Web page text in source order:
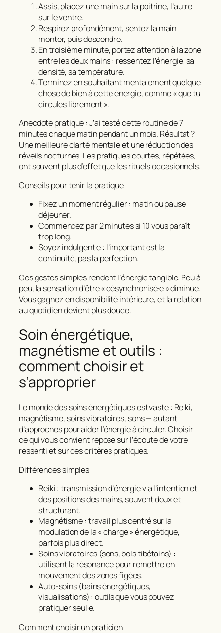
Assis, placez une main sur la poitrine, l’autre
sur le ventre.
Respirez profondément, sentez la main
monter, puis descendre.
En troisième minute, portez attention à la zone
entre les deux mains : ressentez l’énergie, sa
densité, sa température.
Terminez en souhaitant mentalement quelque
chose de bien à cette énergie, comme « que tu
circules librement ».
Anecdote pratique : J’ai testé cette routine de 7
minutes chaque matin pendant un mois. Résultat ?
Une meilleure clarté mentale et une réduction des
réveils nocturnes. Les pratiques courtes, répétées,
ont souvent plus d’effet que les rituels occasionnels.
Conseils pour tenir la pratique
Fixez un moment régulier : matin ou pause
déjeuner.
Commencez par 2 minutes si 10 vous paraît
trop long.
Soyez indulgent·e : l’important est la
continuité, pas la perfection.
Ces gestes simples rendent l’énergie tangible. Peu à
peu, la sensation d’être « désynchronisé·e » diminue.
Vous gagnez en disponibilité intérieure, et la relation
au quotidien devient plus douce.
Soin énergétique,
magnétisme et outils :
comment choisir et
s’approprier
Le monde des soins énergétiques est vaste : Reiki,
magnétisme, soins vibratoires, sons — autant
d’approches pour aider l’énergie à circuler. Choisir
ce qui vous convient repose sur l’écoute de votre
ressenti et sur des critères pratiques.
Différences simples
Reiki : transmission d’énergie via l’intention et
des positions des mains, souvent doux et
structurant.
Magnétisme : travail plus centré sur la
modulation de la « charge » énergétique,
parfois plus direct.
Soins vibratoires (sons, bols tibétains) :
utilisent la résonance pour remettre en
mouvement des zones figées.
Auto-soins (bains énergétiques,
visualisations) : outils que vous pouvez
pratiquer seul·e.
Comment choisir un praticien